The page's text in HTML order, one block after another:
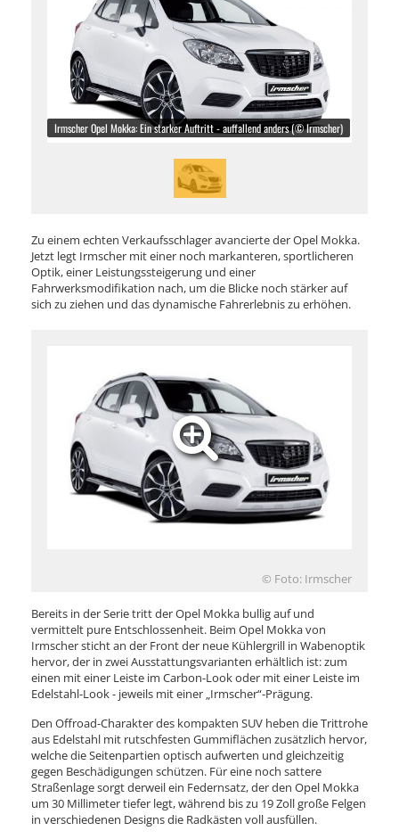
Irmscher Opel Mokka: Ein starker Auftritt - auffallend anders (© Irmscher)
Zu einem echten Verkaufsschlager avancierte der Opel Mokka.
Jetzt legt Irmscher mit einer noch markanteren, sportlicheren
Optik, einer Leistungssteigerung und einer
Fahrwerksmodifikation nach, um die Blicke noch stärker auf
sich zu ziehen und das dynamische Fahrerlebnis zu erhöhen.
© Foto: Irmscher
Bereits in der Serie tritt der Opel Mokka bullig auf und
vermittelt pure Entschlossenheit. Beim Opel Mokka von
Irmscher sticht an der Front der neue Kühlergrill in Wabenoptik
hervor, der in zwei Ausstattungsvarianten erhältlich ist: zum
einen mit einer Leiste im Carbon-Look oder mit einer Leiste im
Edelstahl-Look - jeweils mit einer „Irmscher“-Prägung.
Den Offroad-Charakter des kompakten SUV heben die Trittrohe
aus Edelstahl mit rutschfesten Gummiflächen zusätzlich hervor,
welche die Seitenpartien optisch aufwerten und gleichzeitig
gegen Beschädigungen schützen. Für eine noch sattere
Straßenlage sorgt derweil ein Federnsatz, der den Opel Mokka
um 30 Millimeter tiefer legt, während bis zu 19 Zoll große Felgen
in verschiedenen Designs die Radkästen voll ausfüllen.